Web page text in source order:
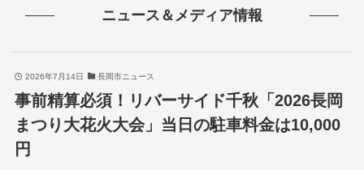
ニュース＆メディア情報
2026年7月14日 長岡市ニュース
事前精算必須！リバーサイド千秋「2026長岡
まつり大花火大会」当日の駐車料金は10,000
円